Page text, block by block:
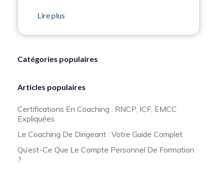
Catégories populaires
Articles populaires
Certifications En Coaching : RNCP, ICF, EMCC
Expliquées
Le Coaching De Dirigeant : Votre Guide Complet
Qu’est-Ce Que Le Compte Personnel De Formation
?
Lire plus